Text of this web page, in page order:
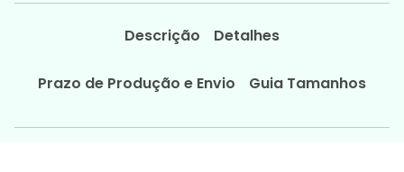
Descrição Detalhes
Prazo de Produção e Envio Guia Tamanhos